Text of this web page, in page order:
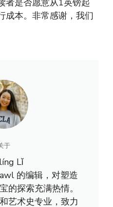
者是否愿意从1英镑起
成本。非常感谢，我们
于
Lǐ
的编辑，对塑造
的探索充满热情。
艺术史专业，致力